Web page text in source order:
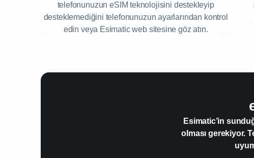
telefonunuzun eSIM teknolojisini destekleyip
desteklemediğini telefonunuzun ayarlarından kontrol
edin veya Esimatic web sitesine göz atın.
Esimatic’in
olması gerekiyor.